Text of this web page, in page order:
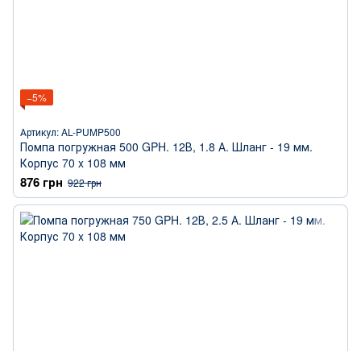
−5%
Артикул: AL-PUMP500
Помпа погружная 500 GPH. 12В, 1.8 А. Шланг - 19 мм.
Корпус 70 x 108 мм
876 грн 922 грн